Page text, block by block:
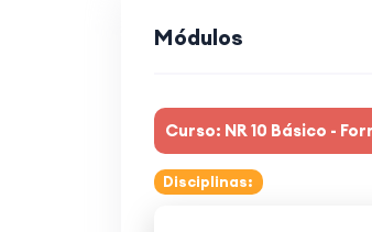
Módulos
Curso: NR 10 Básico -
Disciplinas: